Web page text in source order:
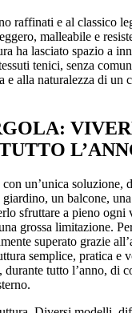
raffinati e al classico
malleabile e
ha lasciato spazio a
tenici, senza
e alla naturalezza di un
un’unica soluzione,
un balcone,
sfruttare a pieno ogni
grossa limitazione.
superato grazie
semplice, pratica e
durante tutto l’anno, di